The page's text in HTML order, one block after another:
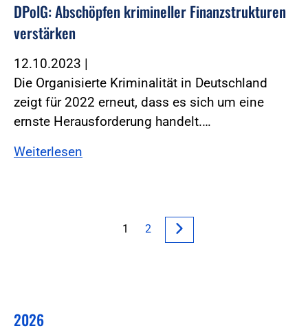
DPolG: Abschöpfen krimineller Finanzstrukturen
verstärken
12.10.2023 |
Die Organisierte Kriminalität in Deutschland
zeigt für 2022 erneut, dass es sich um eine
ernste Herausforderung handelt.…
Weiterlesen
1 2
2026